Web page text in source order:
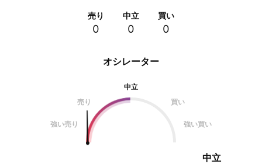
オシレーター
中立
売り
買い
強い売り 強い買い
中立
売り
0
中立
0
買い
0